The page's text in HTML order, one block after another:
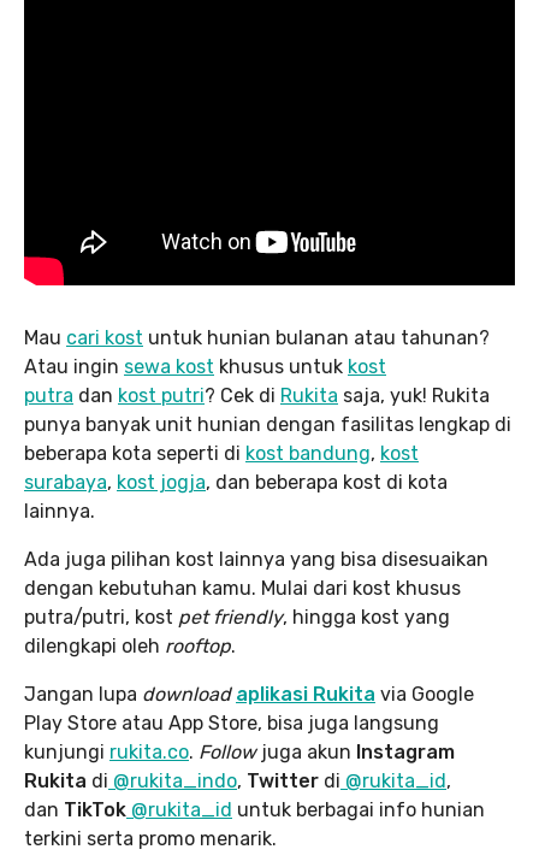
Mau cari kost untuk hunian bulanan atau tahunan?
Atau ingin sewa kost khusus untuk kost
putra dan kost putri? Cek di Rukita saja, yuk! Rukita
punya banyak unit hunian dengan fasilitas lengkap di
beberapa kota seperti di kost bandung, kost
surabaya, kost jogja, dan beberapa kost di kota
lainnya.
Ada juga pilihan kost lainnya yang bisa disesuaikan
dengan kebutuhan kamu. Mulai dari kost khusus
putra/putri, kost pet friendly, hingga kost yang
dilengkapi oleh rooftop.
Jangan lupa download aplikasi Rukita via Google
Play Store atau App Store, bisa juga langsung
kunjungi rukita.co. Followjuga akun Instagram
Rukita di @rukita_indo, Twitter di @rukita_id,
dan TikTok @rukita_id untuk berbagai info hunian
terkini serta promo menarik.